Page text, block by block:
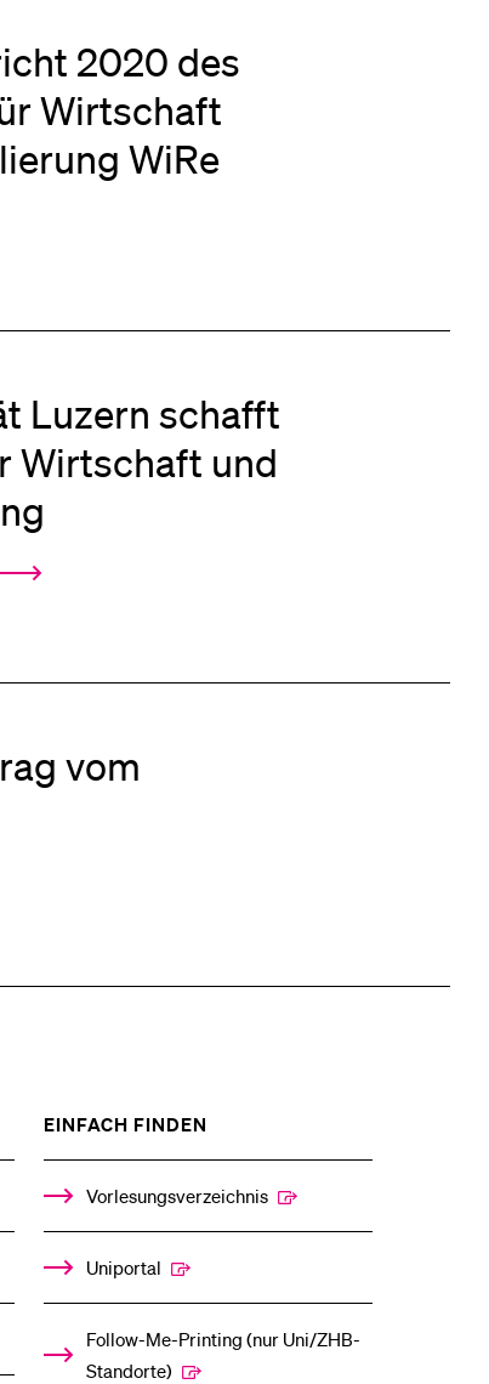
2020 des
Wirtschaft
WiRe
Luzern schafft
Wirtschaft und
vom
EINFACH FINDEN
%1$S
UNTERMENÜ
Vorlesungsverzeichnis
Uniportal
Follow-Me-Printing­ ­(nur Uni/ZHB-
Standorte)